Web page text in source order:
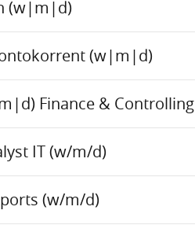
(w|m|d)
(w|m|d)
Finance & Controlling
IT (w/m/d)
(w/m/d)